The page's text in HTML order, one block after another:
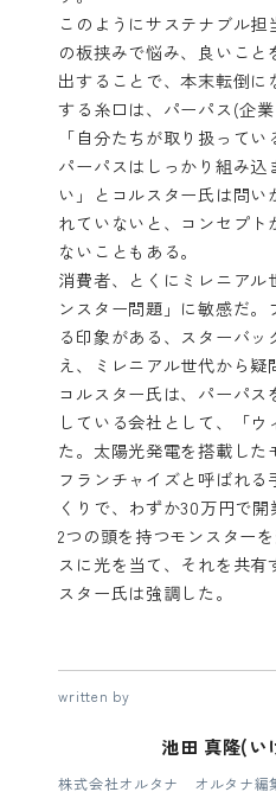
このようにサステナブル
の板挟みで悩み、良いこ
出することで、本末転倒
する糸口は、パーパス(企業
「自分たちが取り扱ってい
パーパスはしっかり組み込
い」とコルスター氏は問
れていないと、コンセプ
ないこともある。
消費者、とくにミレニアル
ンスター問題」に敏感だ
る印象がある、スターバ
え、ミレニアル世代から疑
コルスター氏は、パーパ
している会社として、「
た。太陽光発電を搭載した
フランチャイズと呼ばれ
くりで、わずか30万円で開
2つの頭を持つモンスター
スに光を当て、それを共
スター氏は強調した。
written by
池田 真隆(い
株式会社オルタナ オルタナ